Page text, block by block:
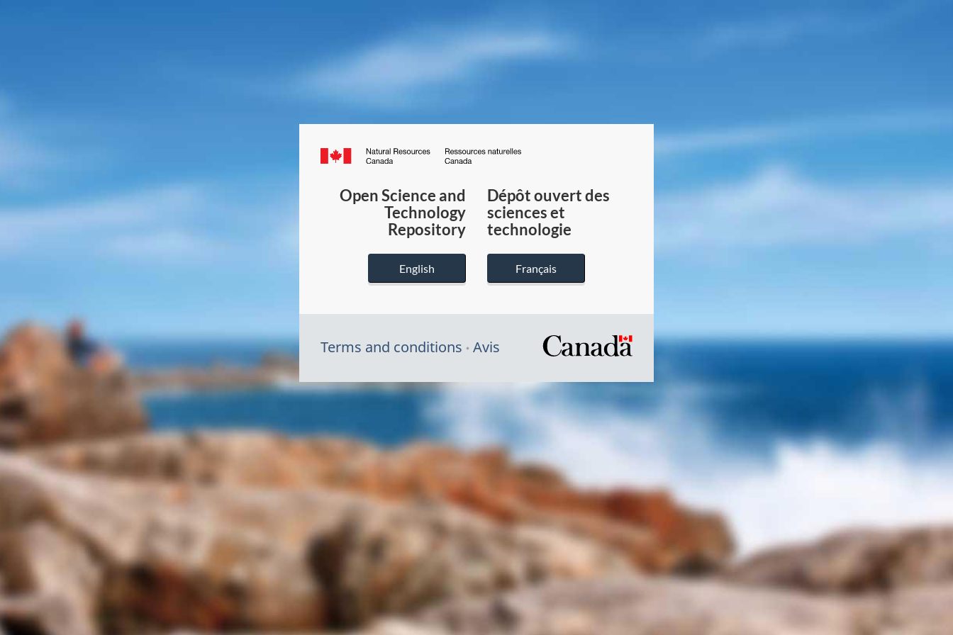
Canada.ca
du
Canada
Open Science and
Technology
Repository
English
Dépôt ouvert des
sciences et
technologie
Français
Terms and conditions Avis
/
gouvernement